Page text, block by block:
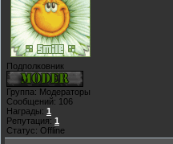
Подполковник
Группа: Модераторы
Сообщений: 106
Награды: 1
Репутация: 1
Статус: Offline